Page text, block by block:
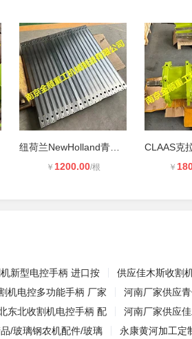
￥ 1200.00/根 ￥
新型电控手柄 进口按
供应佳木斯收割
机电控多功能手柄 厂家
河南厂家供应
东北收割机电控手柄 配
河南厂家供应
/玻璃钢农机配件/玻璃
永康黄河加工定